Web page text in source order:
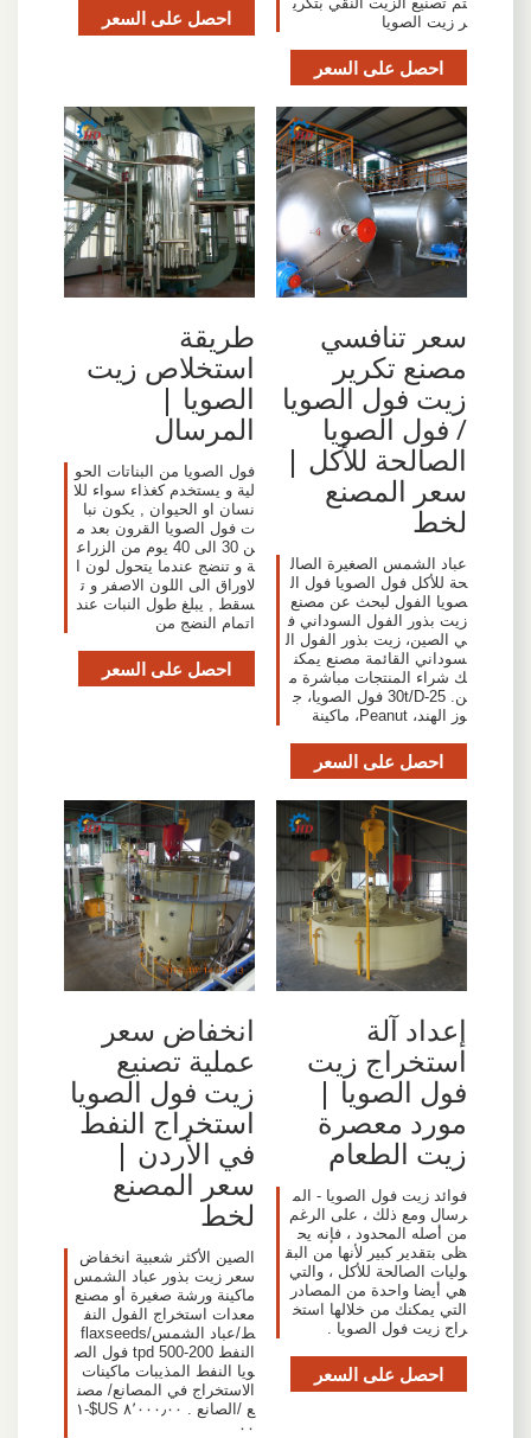
ر زيت الصويا
احصل على السعر
احصل على السعر
سعر تنافسي
مصنع تكرير
زيت فول الصويا
/ فول الصويا
الصالحة للأكل |
سعر المصنع
لخط
عباد الشمس الصغيرة الصال
حة للأكل فول الصويا فول ال
صويا الفول لبحث عن مصنع
زيت بذور الفول السوداني ف
ي الصين، زيت بذور الفول ال
سوداني القائمة مصنع يمكن
ك شراء المنتجات مباشرة م
ن. 25-30t/D فول الصويا، ج
وز الهند، Peanut، ماكينة
احصل على السعر
طريقة
استخلاص زيت
الصويا |
المرسال
فول الصويا من البناتات الحو
لية و يستخدم كغذاء سواء للا
نسان او الحيوان , يكون نبا
ت فول الصويا القرون بعد م
ن 30 الى 40 يوم من الزراع
ة و تنضج عندما يتحول لون ا
لاوراق الى اللون الاصفر و ت
سقط , يبلغ طول النبات عند
اتمام النضج من
احصل على السعر
إعداد آلة
استخراج زيت
فول الصويا |
مورد معصرة
زيت الطعام
فوائد زيت فول الصويا - الم
رسال ومع ذلك ، على الرغم
من أصله المحدود ، فإنه يح
ظى بتقدير كبير لأنها من البق
وليات الصالحة للأكل ، والتي
هي أيضا واحدة من المصادر
التي يمكنك من خلالها استخ
راج زيت فول الصويا .
احصل على السعر
انخفاض سعر
عملية تصنيع
زيت فول الصويا
استخراج النفط
في الأردن |
سعر المصنع
لخط
الصين الأكثر شعبية انخفاض
سعر زيت بذور عباد الشمس
ماكينة ورشة صغيرة أو مصنع
معدات استخراج الفول النف
ط/عباد الشمس/flaxseeds
النفط 200-500 tpd فول الص
ويا النفط المذيبات ماكينات
الاستخراج في المصانع/ مصن
ع /الصانع . ٨٬٠٠٠٫٠٠ US$-١
٠٠